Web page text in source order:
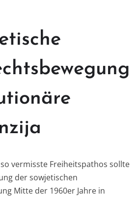
che
vermisste Freiheitspathos sollte
der sowjetischen
Mitte der 1960er Jahre in